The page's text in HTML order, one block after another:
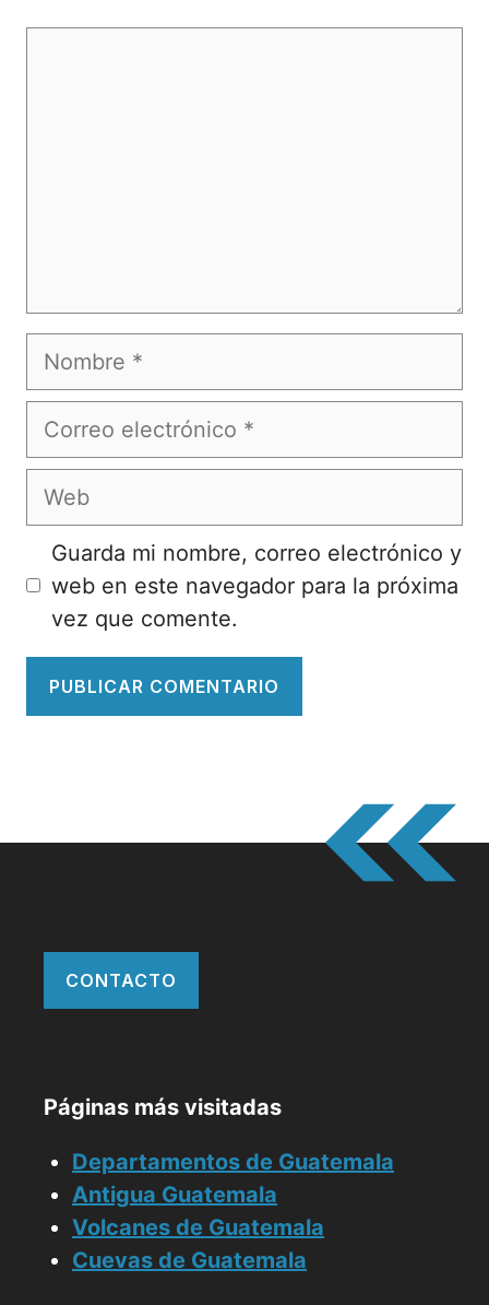
Nombre
Correo
Web
Guarda mi nombre, correo electrónico y
web en este navegador para la próxima
vez que comente.
CONTACTO
Páginas más visitadas
Departamentos de Guatemala
Antigua Guatemala
Volcanes de Guatemala
Cuevas de Guatemala